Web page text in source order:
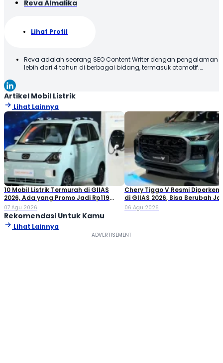
Reva Almalika
Lihat Profil
Reva adalah seorang SEO Content Writer dengan pengalaman
lebih dari 4 tahun di berbagai bidang, termasuk otomotif.
informatif, menarik, dan mudah dipahami oleh pembaca.
Artikel Mobil Listrik
Lihat Lainnya
10 Mobil Listrik Termurah di GIIAS
2026, Ada yang Promo Jadi Rp119
Jutaan!
07 Agu 2026
Chery Tiggo V Resmi
di GIIAS 2026, Bisa Berubah
Double Cabin
06 Agu 2026
Rekomendasi Untuk Kamu
Lihat Lainnya